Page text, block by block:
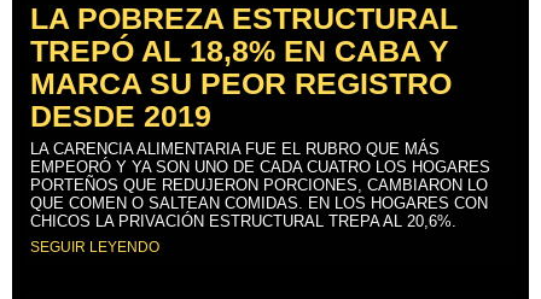
LA POBREZA ESTRUCTURAL
TREPÓ AL 18,8% EN CABA Y
MARCA SU PEOR REGISTRO
DESDE 2019
LA CARENCIA ALIMENTARIA FUE EL RUBRO QUE MÁS
EMPEORÓ Y YA SON UNO DE CADA CUATRO LOS HOGARES
PORTEÑOS QUE REDUJERON PORCIONES, CAMBIARON LO
QUE COMEN O SALTEAN COMIDAS. EN LOS HOGARES CON
CHICOS LA PRIVACIÓN ESTRUCTURAL TREPA AL 20,6%.
SEGUIR LEYENDO